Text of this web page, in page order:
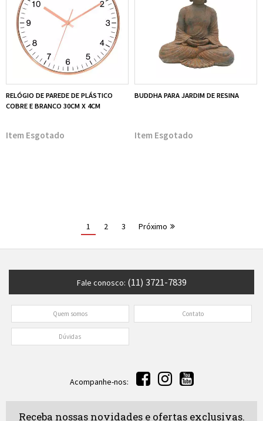
RELÓGIO DE PAREDE DE PLÁSTICO
COBRE E BRANCO 30CM X 4CM
Esgotado
BUDDHA PARA JARDIM DE RESINA
Esgotado
1 2 3 Próximo
Fale conosco: (11) 3721-7839
Quem somos Contato
Dúvidas
Acompanhe-nos:
Receba nossas novidades e ofertas exclusivas.